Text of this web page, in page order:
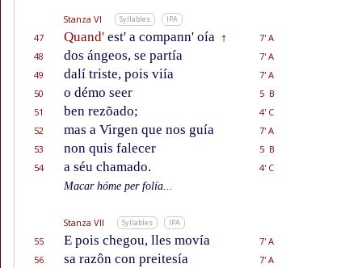
Stanza VI Syllables IPA
47 Quand' est' a compann' oía †
7' A
48
dos ángeos, se partía
7' A
49
dalí triste, pois viía
7' A
50
o démo seer
5 B
51
ben rezõado;
4' C
52
mas a Virgen que nos guía
7' A
53
non quis falecer
5 B
54
a séu chamado.
4' C
Macar hóme per folía...
Stanza VII Syllables IPA
55 E pois chegou, lles movía
7' A
56
sa razôn con preitesía
7' A